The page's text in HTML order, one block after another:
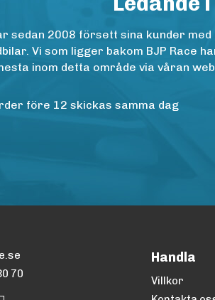
sedan 2008 försett sina kunder
Vi som ligger bakom BJP Race
inom detta område via våran
före 12 skickas samma dag
70
Handla
Villkor